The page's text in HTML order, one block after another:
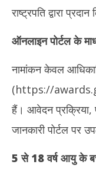
तिथि 31 जुलाई
2,
राष्ट्रपति द्वारा
ऑनलाइन पोर्टल के
नामांकन केवल
(https://
हैं। आवेदन प्रक्रिया,
जानकारी पोर्टल पर
5 से 18वर्ष आयु के